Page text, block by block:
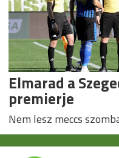
Elmarad a
premierje
Nem lesz meccs